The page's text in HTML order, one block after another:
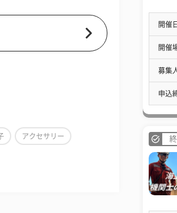
アクセサリー
開催
開催
募集
申込